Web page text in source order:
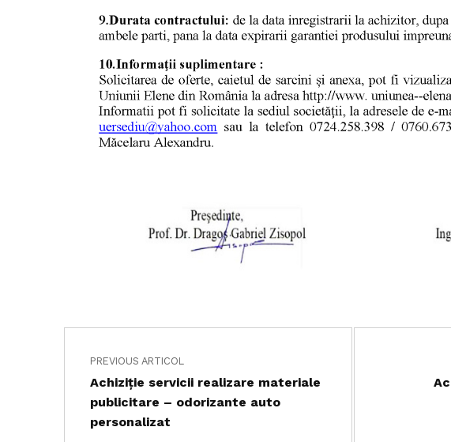
Skip back to main navigation
Navigare în articole
PREVIOUS ARTICOL
Achiziţie servicii realizare materiale
publicitare – odorizante auto
personalizat